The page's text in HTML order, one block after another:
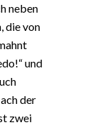
neben
die von
und
der
zwei